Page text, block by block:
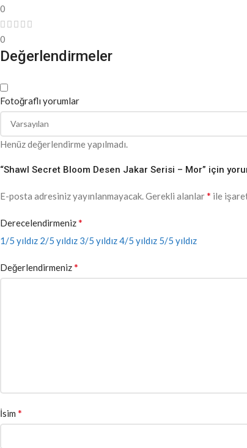
0
0
Değerlendirmeler
Fotoğraflı yorumlar
Henüz değerlendirme yapılmadı.
“Shawl Secret Bloom Desen Jakar Serisi – Mor” için
E-posta adresiniz yayınlanmayacak.Gerekli alanlar* ile
Derecelendirmeniz*
1/5 yıldız 2/5 yıldız 3/5 yıldız4/5 yıldız 5/5 yıldız
Değerlendirmeniz*
İsim *